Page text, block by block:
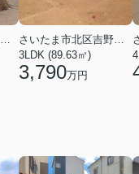
さいたま市北区東大成町２丁目
さいたま市北区吉野町２丁目
3LDK (89.63㎡)
3,790万円